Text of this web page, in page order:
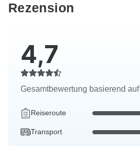
Rezension
4,7
Gesamtbewertung basierend auf
Reiseroute
Transport